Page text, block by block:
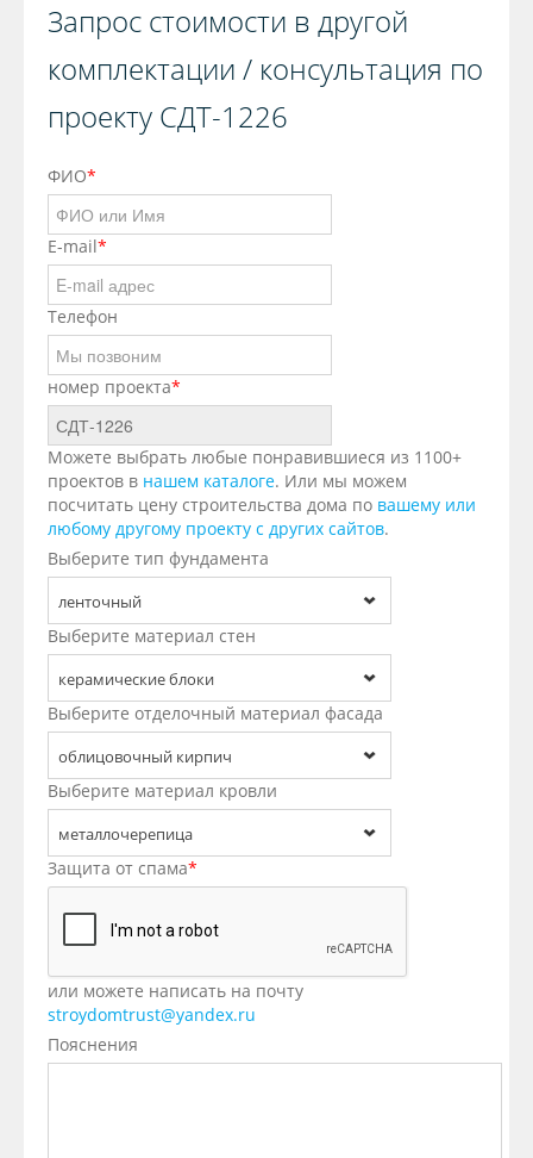
Запрос стоимости в другой
комплектации / консультация по
проекту СДТ-1226
ФИО*
E-mail*
Телефон
номер проекта*
Можете выбрать любые понравившиеся из 1100+
проектов в нашем каталоге. Или мы можем
посчитать цену строительства дома по вашему или
любому другому проекту с других сайтов.
Выберите тип фундамента
ленточный
Выберите материал стен
керамические блоки
Выберите отделочный материал фасада
облицовочный кирпич
Выберите материал кровли
металлочерепица
Защита от спама*
или можете написать на почту
stroydomtrust@yandex.ru
Пояснения